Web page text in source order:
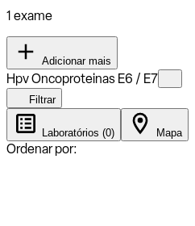
1 exame
Adicionar mais
Hpv Oncoproteinas E6 / E7
Filtrar
Laboratórios (0) Mapa
Ordenar por: